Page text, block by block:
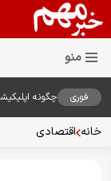
فوری چگونه
خانه اقتصادی